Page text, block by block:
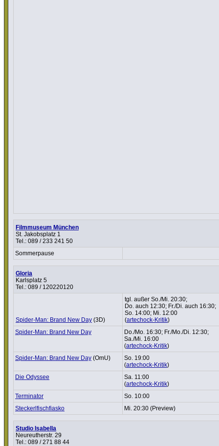
Filmmuseum München
St. Jakobsplatz 1
Tel.: 089 / 233 241 50
Sommer­pause
Gloria
Karlsplatz 5
Tel.: 089 / 120220120
Spider-Man: Brand New Day (3D)
tgl. außer So./Mi. 20:30;
Do. auch 12:30; Fr./Di. auch 16:30;
So. 14:00; Mi. 12:00
(artechock-Kritik)
Spider-Man: Brand New Day
Do./Mo. 16:30; Fr./Mo./Di. 12:30;
Sa./Mi. 16:00
(artechock-Kritik)
Spider-Man: Brand New Day (OmU)
So. 19:00
(artechock-Kritik)
Die Odyssee
Sa. 11:00
(artechock-Kritik)
Termi­nator
So. 10:00
Steckerl­fisch­fi­asko
Mi. 20:30 (Preview)
Studio Isabella
Neureutherstr. 29
Tel.: 089 / 271 88 44